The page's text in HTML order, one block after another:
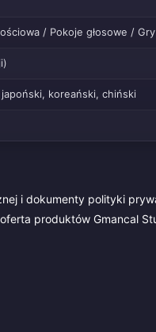
/ Pokoje głosowe /
koreański, chiński
i dokumenty polityki
produktów Gmancal